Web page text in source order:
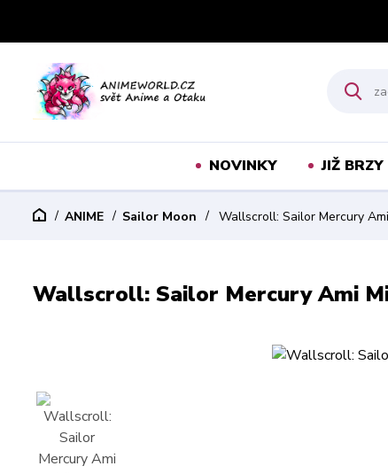
NOVINKY JIŽ BRZY
ANIME Sailor Moon Wallscroll: Sailor Mercury
Wallscroll: Sailor Mercury Ami